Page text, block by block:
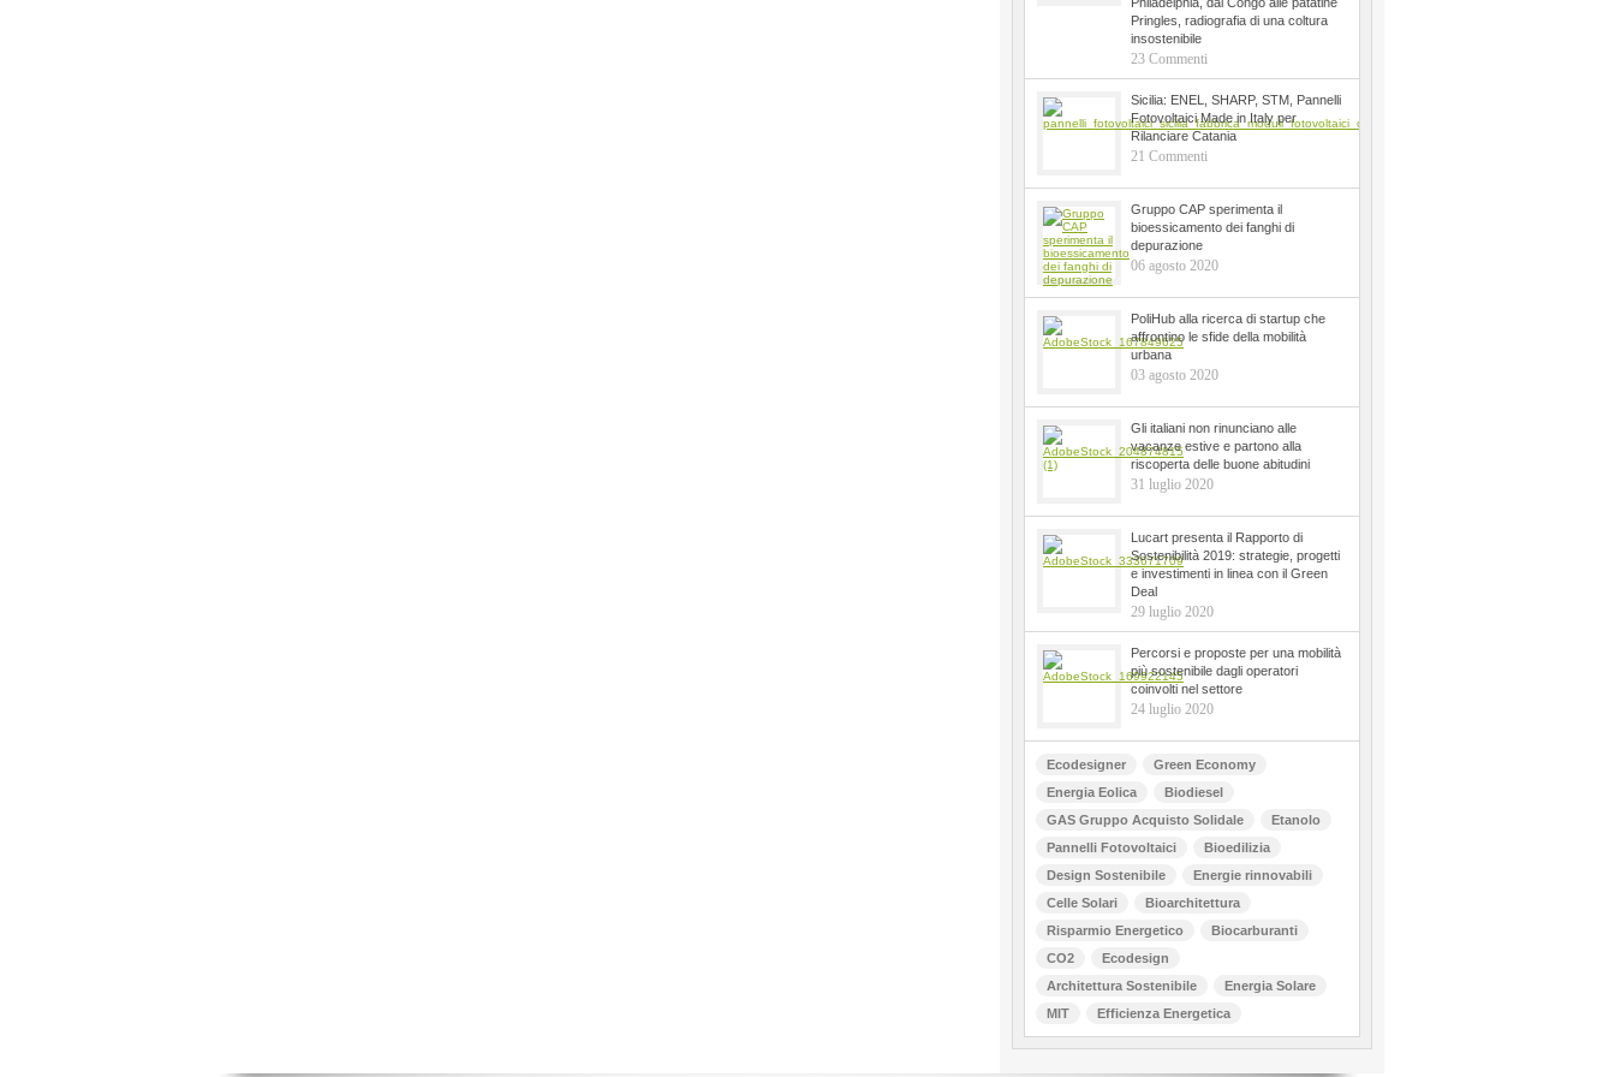
Pringles, radiografia di una coltura
insostenibile
23 Commenti
Sicilia: ENEL, SHARP, STM, Pannelli
Fotovoltaici Made in Italy per
Rilanciare Catania
21 Commenti
Gruppo CAP sperimenta il
bioessicamento dei fanghi di
depurazione
06 agosto 2020
PoliHub alla ricerca di startup che
affrontino le sfide della mobilità
urbana
03 agosto 2020
Gli italiani non rinunciano alle
vacanze estive e partono alla
riscoperta delle buone abitudini
31 luglio 2020
Lucart presenta il Rapporto di
Sostenibilità 2019: strategie, progetti
e investimenti in linea con il Green
Deal
29 luglio 2020
Percorsi e proposte per una mobilità
più sostenibile dagli operatori
coinvolti nel settore
24 luglio 2020
Ecodesigner
Green Economy
Energia Eolica
Biodiesel
GAS Gruppo Acquisto Solidale
Etanolo
Pannelli Fotovoltaici
Bioedilizia
Design Sostenibile
Energie rinnovabili
Celle Solari
Bioarchitettura
Risparmio Energetico
Biocarburanti
CO2
Ecodesign
Architettura Sostenibile
Energia Solare
MIT
Efficienza Energetica